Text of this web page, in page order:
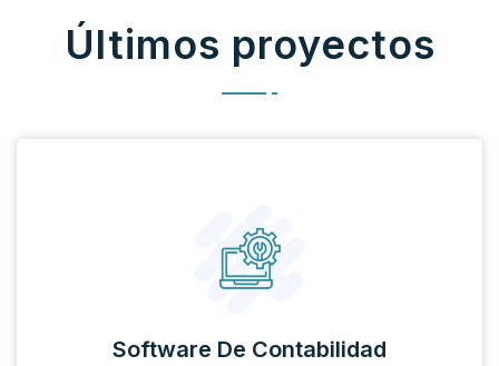
Últimos proyectos
Software De Contabilidad